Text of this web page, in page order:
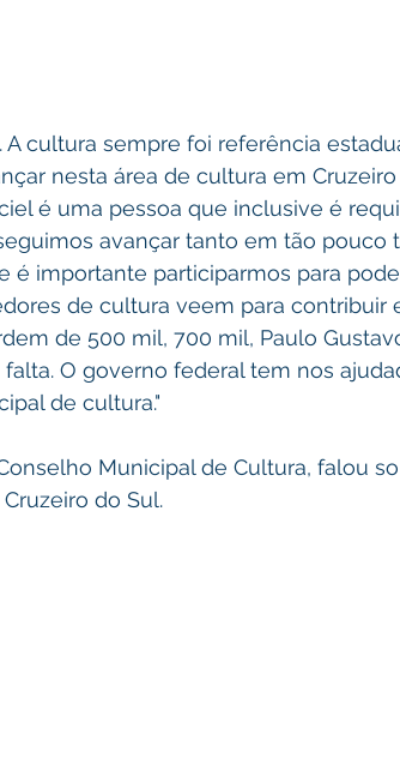
cultura sempre foi referência
nesta área de cultura em
é uma pessoa que inclusive é
avançar tanto em tão pouco
é importante participarmos para
de cultura veem para contribuir
de 500 mil, 700 mil, Paulo
O governo federal tem nos
de cultura."
Municipal de Cultura, falou
do Sul.